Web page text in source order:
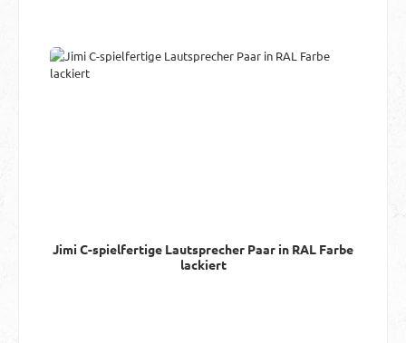
Jimi C-spielfertige Lautsprecher Paar in RAL Farbe
lackiert